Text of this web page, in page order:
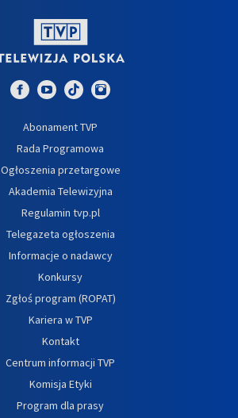
Abonament TVP
Rada Programowa
Ogłoszenia przetargowe
Akademia Telewizyjna
Regulamin tvp.pl
Telegazeta ogłoszenia
Informacje o nadawcy
Konkursy
Zgłoś program (ROPAT)
Kariera w TVP
Kontakt
Centrum informacji TVP
Komisja Etyki
Program dla prasy